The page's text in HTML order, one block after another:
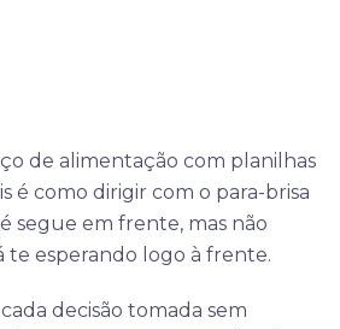
de alimentação com planilhas
é como dirigir com o para-brisa
segue em frente, mas não
te esperando logo à frente.
decisão tomada sem